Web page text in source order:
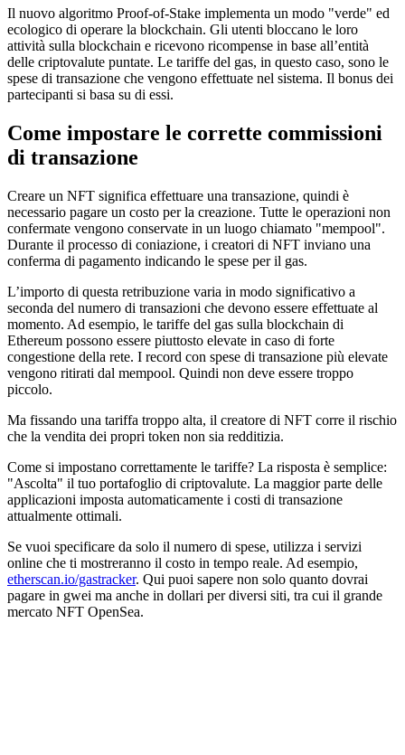
Il nuovo algoritmo Proof-of-Stake implementa un modo "verde" ed
ecologico di operare la blockchain. Gli utenti bloccano le loro
attività sulla blockchain e ricevono ricompense in base all’entità
delle criptovalute puntate. Le tariffe del gas, in questo caso, sono le
spese di transazione che vengono effettuate nel sistema. Il bonus dei
partecipanti si basa su di essi.
Come impostare le corrette commissioni
di transazione
Creare un NFT significa effettuare una transazione, quindi è
necessario pagare un costo per la creazione. Tutte le operazioni non
confermate vengono conservate in un luogo chiamato "mempool".
Durante il processo di coniazione, i creatori di NFT inviano una
conferma di pagamento indicando le spese per il gas.
L’importo di questa retribuzione varia in modo significativo a
seconda del numero di transazioni che devono essere effettuate al
momento. Ad esempio, le tariffe del gas sulla blockchain di
Ethereum possono essere piuttosto elevate in caso di forte
congestione della rete. I record con spese di transazione più elevate
vengono ritirati dal mempool. Quindi non deve essere troppo
piccolo.
Ma fissando una tariffa troppo alta, il creatore di NFT corre il rischio
che la vendita dei propri token non sia redditizia.
Come si impostano correttamente le tariffe? La risposta è semplice:
"Ascolta" il tuo portafoglio di criptovalute. La maggior parte delle
applicazioni imposta automaticamente i costi di transazione
attualmente ottimali.
Se vuoi specificare da solo il numero di spese, utilizza i servizi
online che ti mostreranno il costo in tempo reale. Ad esempio,
etherscan.io/gastracker. Qui puoi sapere non solo quanto dovrai
pagare in gwei ma anche in dollari per diversi siti, tra cui il grande
mercato NFT OpenSea.